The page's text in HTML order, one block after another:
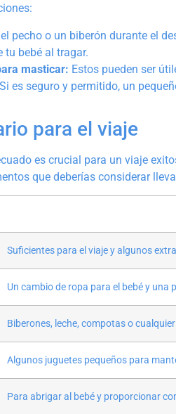
pecho o un biberón durante el
tu bebé al tragar.
masticar: Estos pueden ser
Si es seguro y permitido, un
para el viaje
es crucial para un viaje
que deberías considerar
Suficientes para el viaje y algunos
Un cambio de ropa para el bebé y una
Biberones, leche, compotas o
Algunos juguetes pequeños para
Para abrigar al bebé y proporcionar